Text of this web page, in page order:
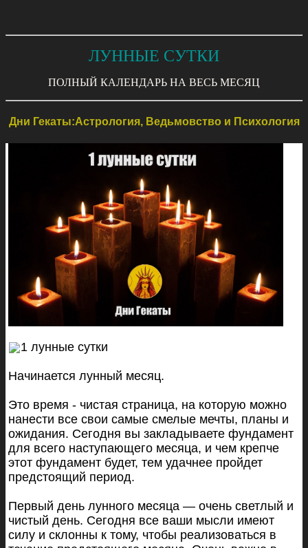
ЛУННЫЕ СУТКИ
ПОЛНЫЙ КАЛЕНДАРЬ НА ВЕСЬ МЕСЯЦ
Дни Гекаты:Астрология, Ведьмовство и Психология
1 лунные сутки
Начинается лунный месяц.
Это время - чистая страница, на которую можно
нанести все свои самые смелые мечты, планы и
ожидания. Сегодня вы закладываете фундамент
для всего наступающего месяца, и чем крепче
этот фундамент будет, тем удачнее пройдет
предстоящий период.
Первый день лунного месяца — очень светлый и
чистый день. Сегодня все ваши мысли имеют
силу и склонны к тому, чтобы реализоваться в